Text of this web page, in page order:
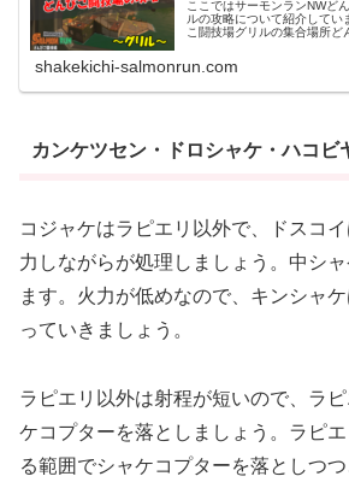
ここではサーモンランNWど
ルの攻略について紹介してい
こ闘技場グリルの集合場所ど
shakekichi-salmonrun.com
カンケツセン・ドロシャケ・ハコビ
コジャケはラピエリ以外で、ドスコ
力しながらが処理しましょう。中シ
ます。火力が低めなので、キンシャ
っていきましょう。
ラピエリ以外は射程が短いので、ラ
ケコプターを落としましょう。ラピ
る範囲でシャケコプターを落としつ